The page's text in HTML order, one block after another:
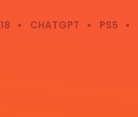
CHATGPT PS5